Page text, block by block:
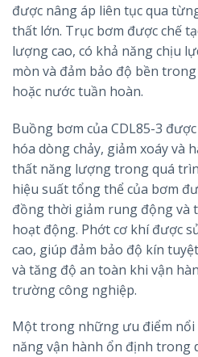
được nâng áp liên tục qua
thất lớn. Trục bơm được chế
lượng cao, có khả năng chịu
mòn và đảm bảo độ bền
hoặc nước tuần hoàn.
Buồng bơm của CDL85-3
hóa dòng chảy, giảm xoáy và
thất năng lượng trong quá
hiệu suất tổng thể của bơm
đồng thời giảm rung động và
hoạt động. Phớt cơ khí được
cao, giúp đảm bảo độ kín
và tăng độ an toàn khi vận
trường công nghiệp.
Một trong những ưu điểm nổi
năng vận hành ổn định trong